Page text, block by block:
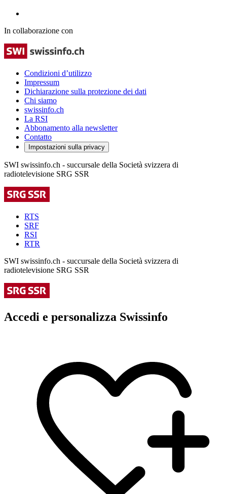
In collaborazione con
Condizioni d’utilizzo
Impressum
Dichiarazione sulla protezione dei dati
Chi siamo
swissinfo.ch
La RSI
Abbonamento alla newsletter
Contatto
Impostazioni sulla privacy
SWI swissinfo.ch - succursale della Società svizzera di
radiotelevisione SRG SSR
RTS
SRF
RSI
RTR
SWI swissinfo.ch - succursale della Società svizzera di
radiotelevisione SRG SSR
Accedi e personalizza Swissinfo